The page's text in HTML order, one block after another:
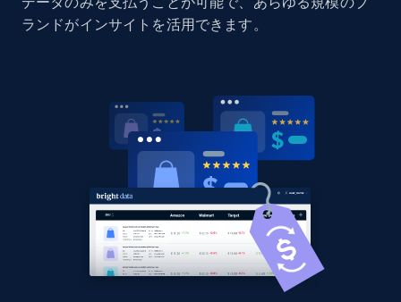
Home Depot US - Discovery products by
Sku, Product id, Product name, Manufacturer,
353+
Amazon products global dataset
Title, Seller name, Brand, Description, Initial
ランドがインサイトを活用できます。